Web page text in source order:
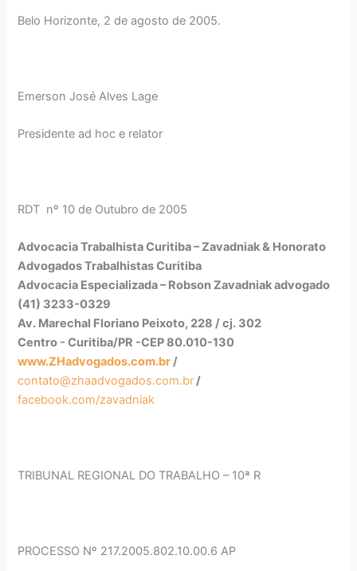
Belo Horizonte, 2 de agosto de 2005.
Emerson José Alves Lage
Presidente ad hoc e relator
RDT nº 10 de Outubro de 2005
Advocacia Trabalhista Curitiba – Zavadniak & Honorato
Advogados Trabalhistas Curitiba
Advocacia Especializada – Robson Zavadniak advogado
(41) 3233-0329
Av. Marechal Floriano Peixoto, 228 / cj. 302
Centro - Curitiba/PR -CEP 80.010-130
www.ZHadvogados.com.br/
contato@zhaadvogados.com.br/
facebook.com/zavadniak
TRIBUNAL REGIONAL DO TRABALHO – 10ª R
PROCESSO Nº 217.2005.802.10.00.6 AP